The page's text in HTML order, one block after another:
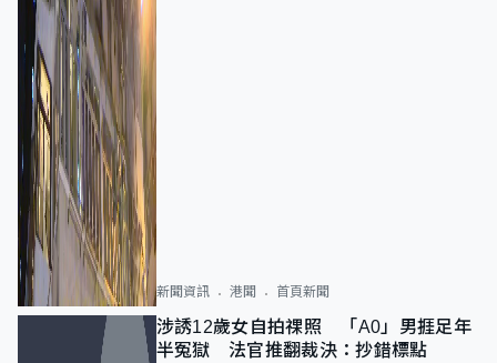
新聞資訊 港聞 首頁新聞
涉誘12歲女自拍祼照 「A0」男捱足年
半冤獄 法官推翻裁決：抄錯標點